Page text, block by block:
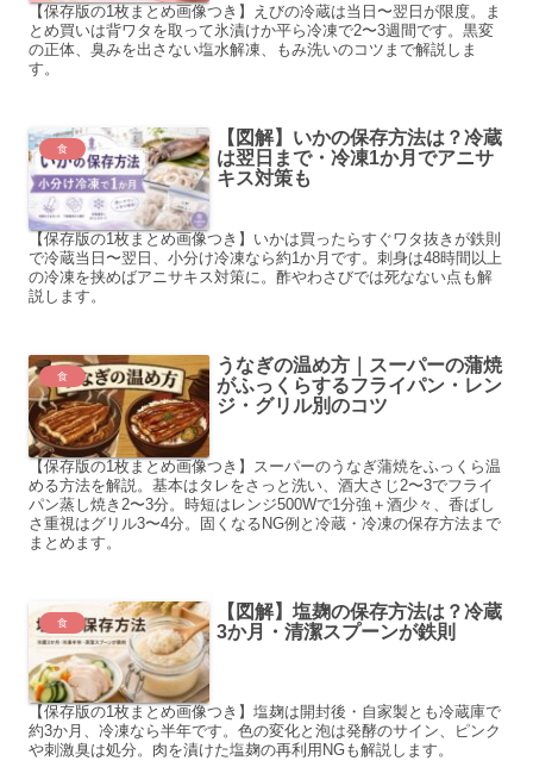
【保存版の1枚まとめ画像つき】えびの冷蔵は当日〜翌日が限度。ま
とめ買いは背ワタを取って氷漬けか平ら冷凍で2〜3週間です。黒変
の正体、臭みを出さない塩水解凍、もみ洗いのコツまで解説しま
す。
食
【図解】いかの保存方法は？冷蔵
は翌日まで・冷凍1か月でアニサ
キス対策も
【保存版の1枚まとめ画像つき】いかは買ったらすぐワタ抜きが鉄則
で冷蔵当日〜翌日、小分け冷凍なら約1か月です。刺身は48時間以上
の冷凍を挟めばアニサキス対策に。酢やわさびでは死なない点も解
説します。
食
うなぎの温め方｜スーパーの蒲焼
がふっくらするフライパン・レン
ジ・グリル別のコツ
【保存版の1枚まとめ画像つき】スーパーのうなぎ蒲焼をふっくら温
める方法を解説。基本はタレをさっと洗い、酒大さじ2〜3でフライ
パン蒸し焼き2〜3分。時短はレンジ500Wで1分強＋酒少々、香ばし
さ重視はグリル3〜4分。固くなるNG例と冷蔵・冷凍の保存方法まで
まとめます。
食
【図解】塩麹の保存方法は？冷蔵
3か月・清潔スプーンが鉄則
【保存版の1枚まとめ画像つき】塩麹は開封後・自家製とも冷蔵庫で
約3か月、冷凍なら半年です。色の変化と泡は発酵のサイン、ピンク
や刺激臭は処分。肉を漬けた塩麹の再利用NGも解説します。